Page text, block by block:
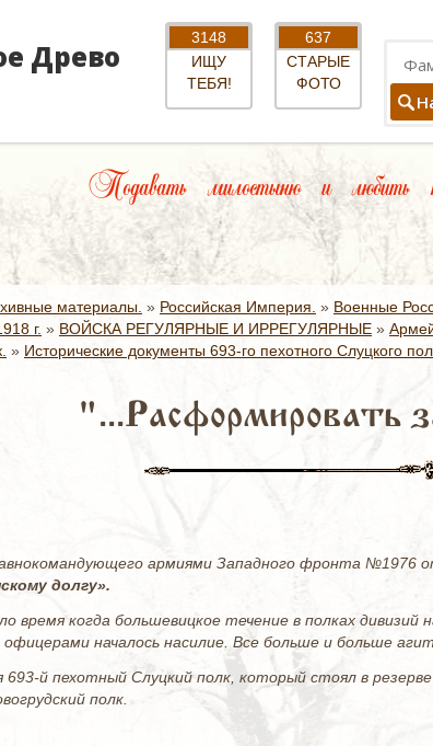
Древо
3148
ИЩУ
ТЕБЯ!
637
СТАРЫЕ
ФОТО
Подавать милостыню и любить
материалы. » Российская Империя. » Военные
г. » ВОЙСКА РЕГУЛЯРНЫЕ И ИРРЕГУЛЯРНЫЕ »
» Исторические документы 693-го пехотного Слуцкого
"...Расформировать
армиями Западного фронта №1976
долгу».
время когда большевицкое течение в полках
офицерами началось насилие. Все больше и больше
693-й пехотный Слуцкий полк, который стоял в
полк.